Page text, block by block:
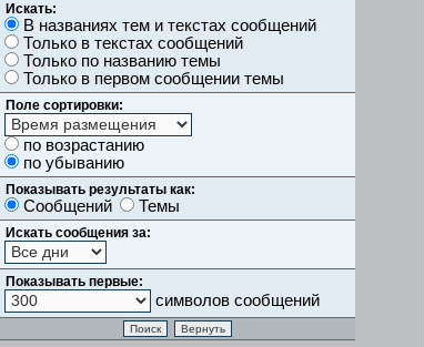
Искать:
В названиях тем и текстах сообщений
Только в текстах сообщений
Только по названию темы
Только в первом сообщении темы
Поле сортировки:
по возрастанию
по убыванию
Показывать результаты как:
Сообщений Темы
Искать сообщения за:
Показывать первые:
символов сообщений